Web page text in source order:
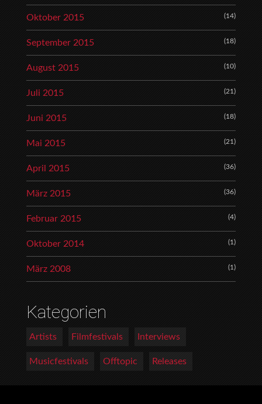
Oktober 2015 (14)
September 2015 (18)
August 2015 (10)
Juli 2015 (21)
Juni 2015 (18)
Mai 2015 (21)
April 2015 (36)
März 2015 (36)
Februar 2015 (4)
Oktober 2014 (1)
März 2008 (1)
Kategorien
Artists Filmfestivals Interviews
Musicfestivals Offtopic Releases